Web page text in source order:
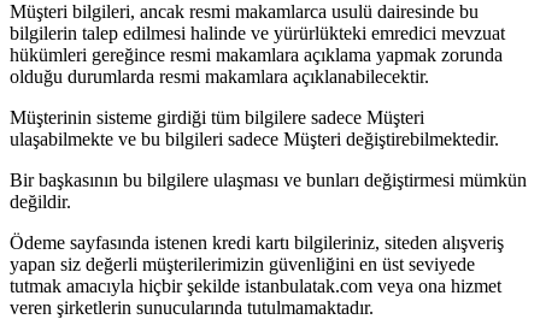
Müşteri bilgileri, ancak resmi makamlarca usulü dairesinde bu
bilgilerin talep edilmesi halinde ve yürürlükteki emredici mevzuat
hükümleri gereğince resmi makamlara açıklama yapmak zorunda
olduğu durumlarda resmi makamlara açıklanabilecektir.
Müşterinin sisteme girdiği tüm bilgilere sadece Müşteri
ulaşabilmekte ve bu bilgileri sadece Müşteri değiştirebilmektedir.
Bir başkasının bu bilgilere ulaşması ve bunları değiştirmesi mümkün
değildir.
Ödeme sayfasında istenen kredi kartı bilgileriniz, siteden alışveriş
yapan siz değerli müşterilerimizin güvenliğini en üst seviyede
tutmak amacıyla hiçbir şekilde istanbulatak.com veya ona hizmet
veren şirketlerin sunucularında tutulmamaktadır.